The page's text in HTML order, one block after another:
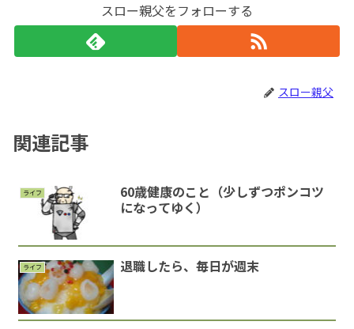
スロー親父をフォローする
スロー親父
関連記事
ライフ
60歳健康のこと（少しずつポンコツ
になってゆく）
ライフ 退職したら、毎日が週末